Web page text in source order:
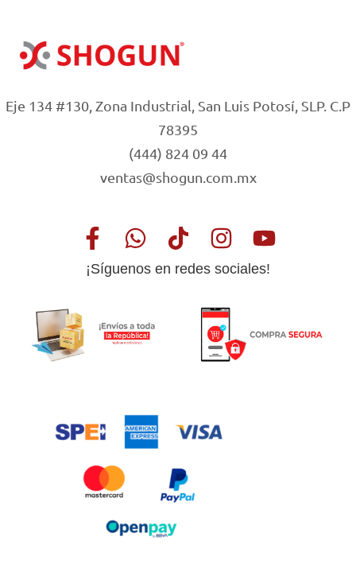
Eje 134 #130, Zona Industrial, San Luis Potosí, SLP. C.P
78395
(444) 824 09 44
ventas@shogun.com.mx
¡Síguenos en redes sociales!